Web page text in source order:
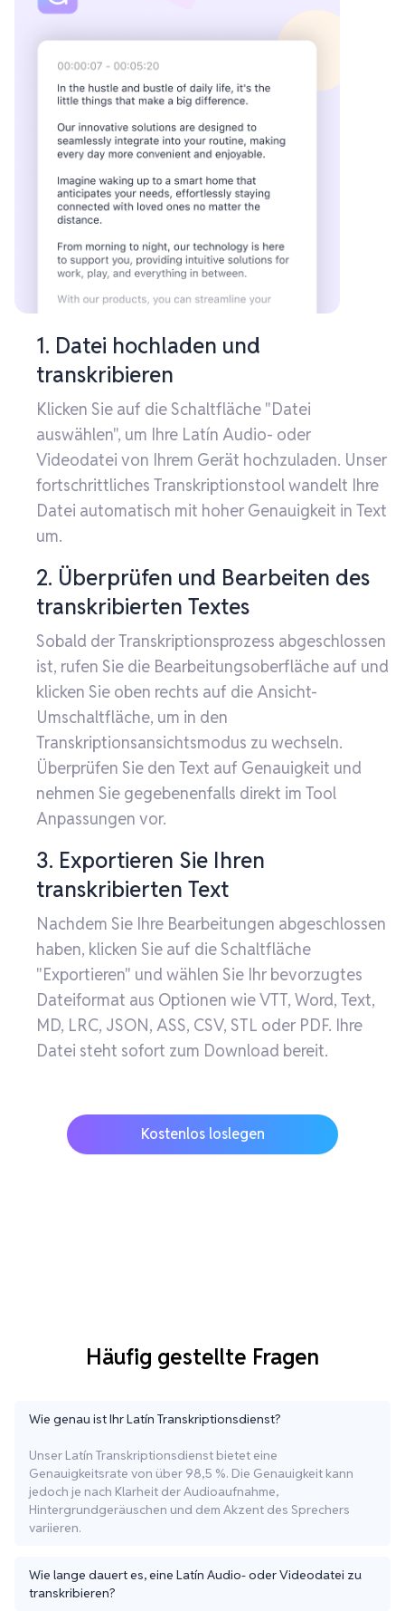
1. Datei hochladen und
transkribieren
Klicken Sie auf die Schaltfläche "Datei
auswählen", um Ihre Latín Audio- oder
Videodatei von Ihrem Gerät hochzuladen. Unser
fortschrittliches Transkriptionstool wandelt Ihre
Datei automatisch mit hoher Genauigkeit in Text
um.
2. Überprüfen und Bearbeiten des
transkribierten Textes
Sobald der Transkriptionsprozess abgeschlossen
ist, rufen Sie die Bearbeitungsoberfläche auf und
klicken Sie oben rechts auf die Ansicht-
Umschaltfläche, um in den
Transkriptionsansichtsmodus zu wechseln.
Überprüfen Sie den Text auf Genauigkeit und
nehmen Sie gegebenenfalls direkt im Tool
Anpassungen vor.
3. Exportieren Sie Ihren
transkribierten Text
Nachdem Sie Ihre Bearbeitungen abgeschlossen
haben, klicken Sie auf die Schaltfläche
"Exportieren" und wählen Sie Ihr bevorzugtes
Dateiformat aus Optionen wie VTT, Word, Text,
MD, LRC, JSON, ASS, CSV, STL oder PDF. Ihre
Datei steht sofort zum Download bereit.
Kostenlos loslegen
Häufig gestellte Fragen
Wie genau ist Ihr Latín Transkriptionsdienst?
Unser Latín Transkriptionsdienst bietet eine
Genauigkeitsrate von über 98,5 %. Die Genauigkeit kann
jedoch je nach Klarheit der Audioaufnahme,
Hintergrundgeräuschen und dem Akzent des Sprechers
variieren.
Wie lange dauert es, eine Latín Audio- oder Videodatei zu
transkribieren?